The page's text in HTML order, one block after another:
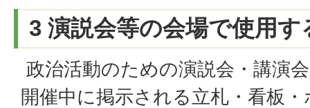
3 演説会等の会場で使用す
政治活動のための演説会・講演
開催中に掲示される立札・看板